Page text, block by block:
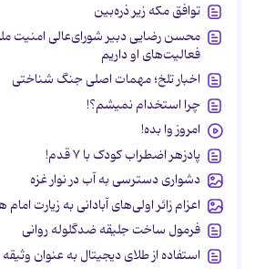
توافق مکه زیر ذره‌بین
محسن رضایی دبیر شورای‌عالی امنیت
فعالیت‌های او داریم
اخبار تلخ؛ مهمات اصلی جنگ شناختی
چرا استخدام نمیشم؟!
امروز وا بده!
پادزهر اضطراب کودک با ۷ قدم!
دشواری دسترسی به آب در نوار غزه
اعزام زائر اولی‌های آبادانی به زیارت
فرمول ساخت جلیقه ضدگلوله روانی
استفاده از طلای دیجیتال به عنوان